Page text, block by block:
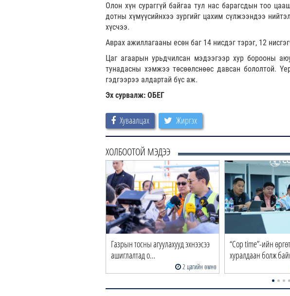
Олон хүн сураггүй байгаа тул нас барагсдын тоо
дотны хүмүүсийнхээ зургийг цахим сүлжээндээ
хүсчээ.
Аврах ажиллагааны есөн баг 14 нисдэг тэрэг, 12
Цаг агаарын урьдчилсан мэдээгээр хур борооны
тунадасны хэмжээ төсөөлснөөс давсан бололтой.
гэдгээрээ алдартай бүс аж.
Эх сурвалж: ОБЕГ
Хуваалцах Жиргэх
ХОЛБООТОЙ МЭДЭЭ
Газрын тосны агуулахууд эхнээсээ
ашиглалтад о…
2 цагийн өмнө
“Cop time”-ийн
хуралдаан болж